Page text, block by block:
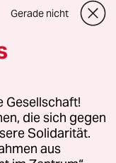
für Genehmigungen
Richtlinien
Gerade nicht
Gesellschaft!
die sich gegen
Solidarität.
aus